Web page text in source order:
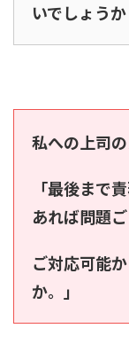
いでしょう
私への上司
「最後まで
あれば問題ご
ご対応可能
か。」